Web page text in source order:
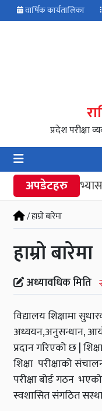
वार्षिक कार्यतालिका
प्रदेश परीक्षा
अपडेटहरु
व्यावहारिक
/ हाम्रो बारेमा
हाम्रो बारेमा
अध्यावधिक मिति
विद्यालय शिक्षामा
अध्ययन,अनुसन्धान,
प्रदान गरिएको छ |
शिक्षा परीक्षाको
परीक्षा बोर्ड गठन
स्वशासित संगठित